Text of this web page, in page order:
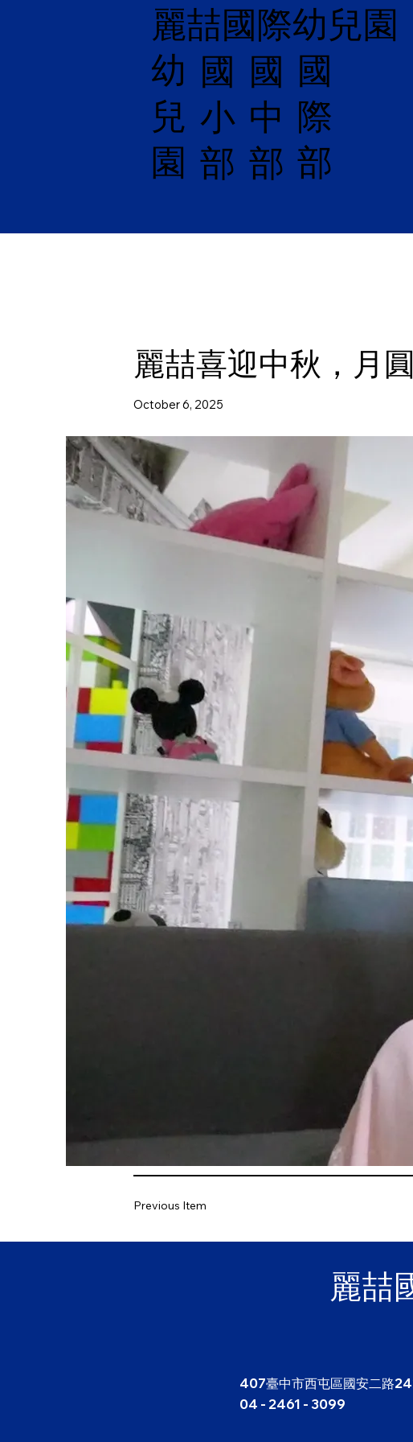
麗喆國際幼兒園
幼
兒
園
​國
小
部
國
中
部
國
際
部
麗喆喜迎中秋，月
October 6, 2025
Previous Item
麗喆
407臺中市西屯區國安二路
04 - 2461 - 3099